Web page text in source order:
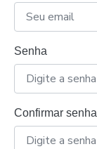
Senha
Confirmar senha